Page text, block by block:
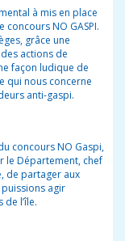
à mis en place
NO GASPI.
grâce une
actions de
façon ludique de
qui nous concerne
anti-gaspi.
concours NO Gaspi,
le Département, chef
de partager aux
agir
l’île.